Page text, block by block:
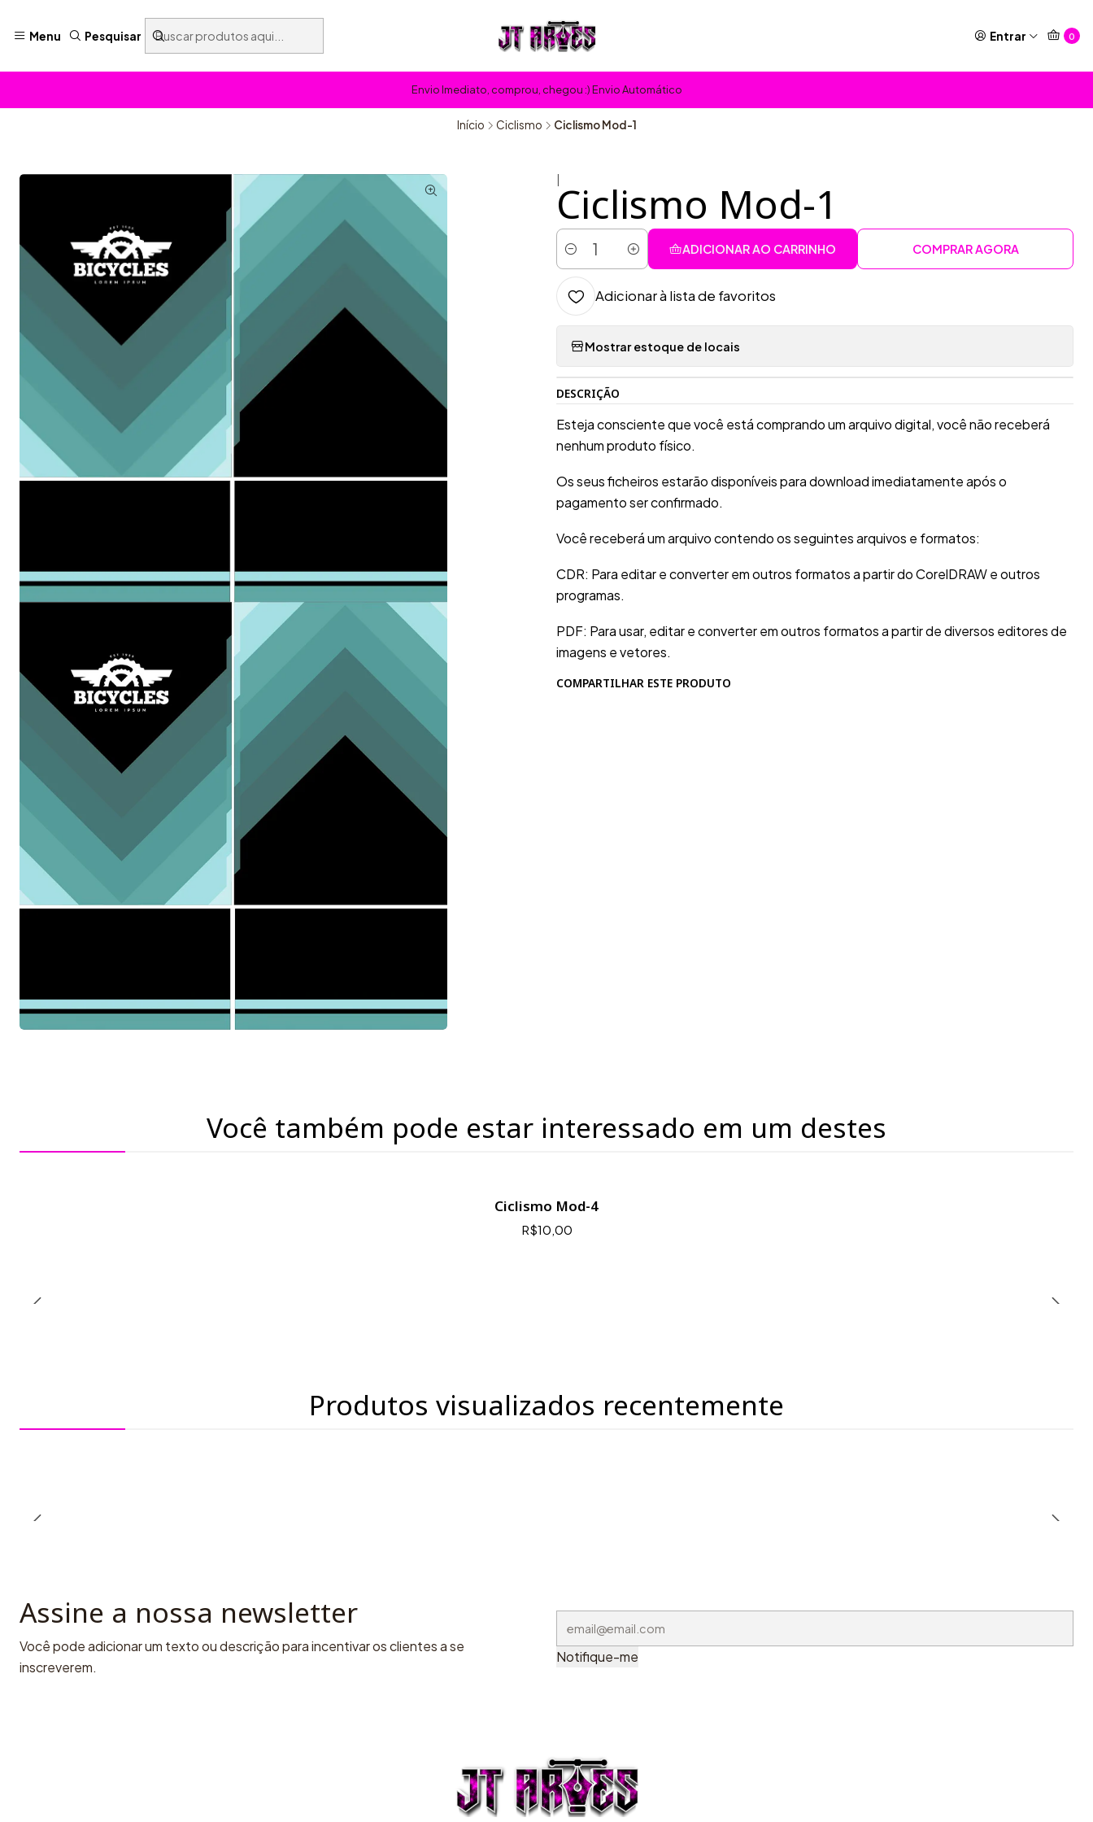
Menu Pesquisar Entrar 0
Envio Imediato, comprou, chegou :) Envio Automático
Início Ciclismo Ciclismo Mod-1
Ciclismo Mod-1
Quantidade
ADICIONAR AO CARRINHO COMPRAR AGORA
Adicionar à lista de favoritos
Mostrar estoque de locais
DESCRIÇÃO
Esteja consciente que você está comprando um arquivo digital, você não receberá
nenhum produto físico.
Os seus ficheiros estarão disponíveis para download imediatamente após o
pagamento ser confirmado.
Você receberá um arquivo contendo os seguintes arquivos e formatos:
CDR: Para editar e converter em outros formatos a partir do CorelDRAW e outros
programas.
PDF: Para usar, editar e converter em outros formatos a partir de diversos editores de
imagens e vetores.
COMPARTILHAR ESTE PRODUTO
Você também pode estar interessado em um destes
Ciclismo Mod-4
R$10,00
Produtos visualizados recentemente
Assine a nossa newsletter
Você pode adicionar um texto ou descrição para incentivar os clientes a se
inscreverem.
Notifique-me